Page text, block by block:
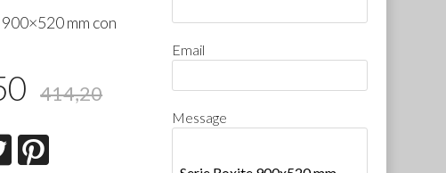
mm con
414,20
Email
Message